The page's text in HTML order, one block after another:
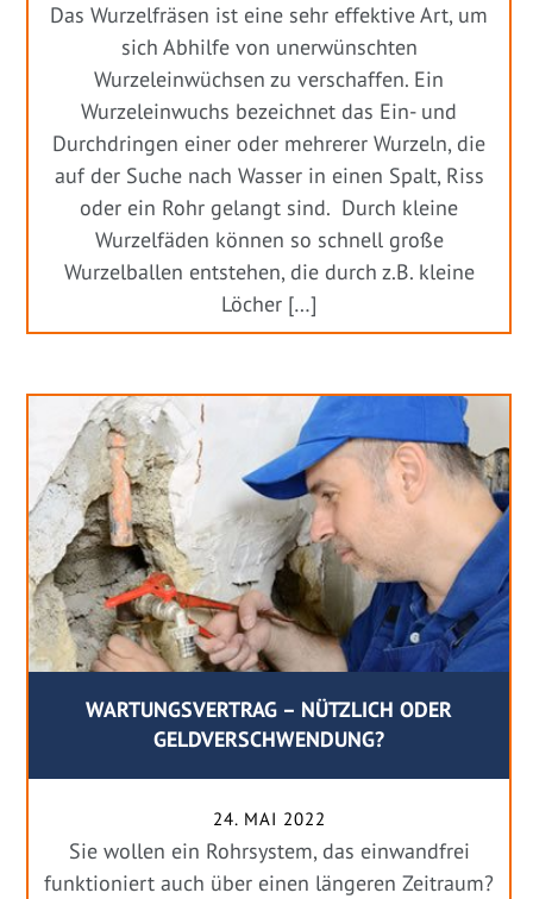
Das Wurzelfräsen ist eine sehr effektive Art, um
sich Abhilfe von unerwünschten
Wurzeleinwüchsen zu verschaffen. Ein
Wurzeleinwuchs bezeichnet das Ein- und
Durchdringen einer oder mehrerer Wurzeln, die
auf der Suche nach Wasser in einen Spalt, Riss
oder ein Rohr gelangt sind. Durch kleine
Wurzelfäden können so schnell große
Wurzelballen entstehen, die durch z.B. kleine
Löcher […]
WARTUNGSVERTRAG – NÜTZLICH ODER
GELDVERSCHWENDUNG?
24. MAI 2022
Sie wollen ein Rohrsystem, das einwandfrei
funktioniert auch über einen längeren Zeitraum?